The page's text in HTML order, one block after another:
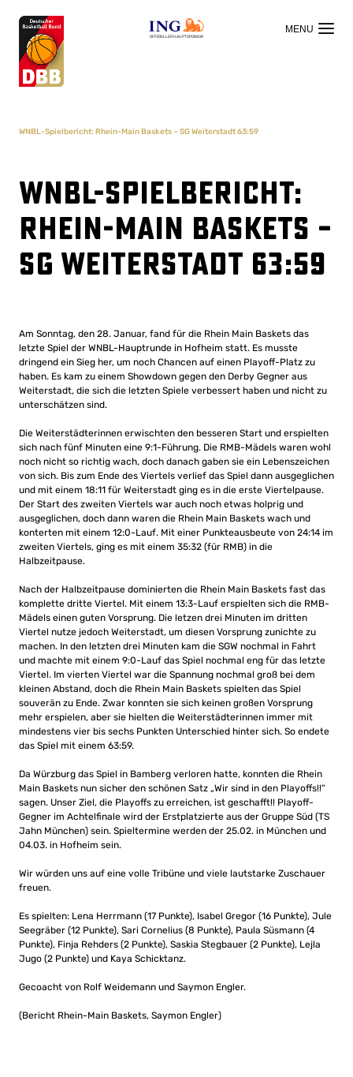
OFFIZIELLER HAUPTSPONSOR
WNBL-Spielbericht: Rhein-Main Baskets – SG Weiterstadt 63:59
WNBL-Spielbericht:
Rhein-Main Baskets –
SG Weiterstadt 63:59
Am Sonntag, den 28. Januar, fand für die Rhein Main Baskets das
letzte Spiel der WNBL-Hauptrunde in Hofheim statt. Es musste
dringend ein Sieg her, um noch Chancen auf einen Playoff-Platz zu
haben. Es kam zu einem Showdown gegen den Derby Gegner aus
Weiterstadt, die sich die letzten Spiele verbessert haben und nicht zu
unterschätzen sind.
Die Weiterstädterinnen erwischten den besseren Start und erspielten
sich nach fünf Minuten eine 9:1-Führung. Die RMB-Mädels waren wohl
noch nicht so richtig wach, doch danach gaben sie ein Lebenszeichen
von sich. Bis zum Ende des Viertels verlief das Spiel dann ausgeglichen
und mit einem 18:11 für Weiterstadt ging es in die erste Viertelpause.
Der Start des zweiten Viertels war auch noch etwas holprig und
ausgeglichen, doch dann waren die Rhein Main Baskets wach und
konterten mit einem 12:0-Lauf. Mit einer Punkteausbeute von 24:14 im
zweiten Viertels, ging es mit einem 35:32 (für RMB) in die
Halbzeitpause.
Nach der Halbzeitpause dominierten die Rhein Main Baskets fast das
komplette dritte Viertel. Mit einem 13:3-Lauf erspielten sich die RMB-
Mädels einen guten Vorsprung. Die letzen drei Minuten im dritten
Viertel nutze jedoch Weiterstadt, um diesen Vorsprung zunichte zu
machen. In den letzten drei Minuten kam die SGW nochmal in Fahrt
und machte mit einem 9:0-Lauf das Spiel nochmal eng für das letzte
Viertel. Im vierten Viertel war die Spannung nochmal groß bei dem
kleinen Abstand, doch die Rhein Main Baskets spielten das Spiel
souverän zu Ende. Zwar konnten sie sich keinen großen Vorsprung
mehr erspielen, aber sie hielten die Weiterstädterinnen immer mit
mindestens vier bis sechs Punkten Unterschied hinter sich. So endete
das Spiel mit einem 63:59.
Da Würzburg das Spiel in Bamberg verloren hatte, konnten die Rhein
Main Baskets nun sicher den schönen Satz „Wir sind in den Playoffs!!“
sagen. Unser Ziel, die Playoffs zu erreichen, ist geschafft!! Playoff-
Gegner im Achtelfinale wird der Erstplatzierte aus der Gruppe Süd (TS
Jahn München) sein. Spieltermine werden der 25.02. in München und
04.03. in Hofheim sein.
Wir würden uns auf eine volle Tribüne und viele lautstarke Zuschauer
freuen.
Es spielten: Lena Herrmann (17 Punkte), Isabel Gregor (16 Punkte), Jule
Seegräber (12 Punkte), Sari Cornelius (8 Punkte), Paula Süsmann (4
Punkte), Finja Rehders (2 Punkte), Saskia Stegbauer (2 Punkte), Lejla
Jugo (2 Punkte) und Kaya Schicktanz.
Gecoacht von Rolf Weidemann und Saymon Engler.
(Bericht Rhein-Main Baskets, Saymon Engler)